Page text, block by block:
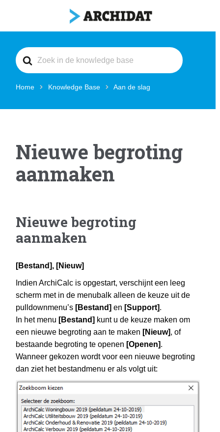
Search
For
Home Knowledge Base Aan de slag
Nieuwe begroting
aanmaken
Nieuwe begroting
aanmaken
[Bestand], [Nieuw]
Indien ArchiCalc is opgestart, verschijnt een leeg
scherm met in de menubalk alleen de keuze uit de
pulldownmenu’s [Bestand] en [Support].
In het menu [Bestand] kunt u de keuze maken om
een nieuwe begroting aan te maken [Nieuw], of
bestaande begroting te openen [Openen].
Wanneer gekozen wordt voor een nieuwe begroting
dan ziet het bestandmenu er als volgt uit: